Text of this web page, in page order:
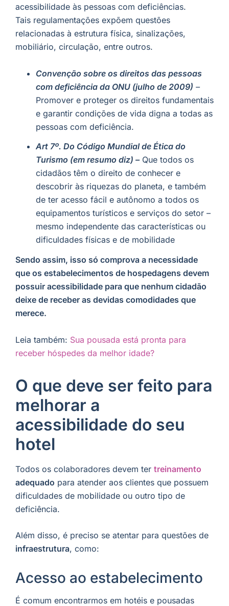
acessibilidade às pessoas com deficiências.
Tais regulamentações expõem questões
relacionadas à estrutura física, sinalizações,
mobiliário, circulação, entre outros.
Convenção sobre os direitos das pessoas
com deficiência da ONU (julho de 2009) –
Promover e proteger os direitos fundamentais
e garantir condições de vida digna a todas as
pessoas com deficiência.
Art 7º. Do Código Mundial de Ética do
Turismo (em resumo diz) –Que todos os
cidadãos têm o direito de conhecer e
descobrir às riquezas do planeta, e também
de ter acesso fácil e autônomo a todos os
equipamentos turísticos e serviços do setor –
mesmo independente das características ou
dificuldades físicas e de mobilidade
Sendo assim, isso só comprova a necessidade
que os estabelecimentos de hospedagens devem
possuir acessibilidade para que nenhum cidadão
deixe de receber as devidas comodidades que
merece.
Leia também: Sua pousada está pronta para
receber hóspedes da melhor idade?
O que deve ser feito para
melhorar a
acessibilidade do seu
hotel
Todos os colaboradores devem ter treinamento
adequado para atender aos clientes que possuem
dificuldades de mobilidade ou outro tipo de
deficiência.
Além disso, é preciso se atentar para questões de
infraestrutura, como:
Acesso ao estabelecimento
É comum encontrarmos em hotéis e pousadas